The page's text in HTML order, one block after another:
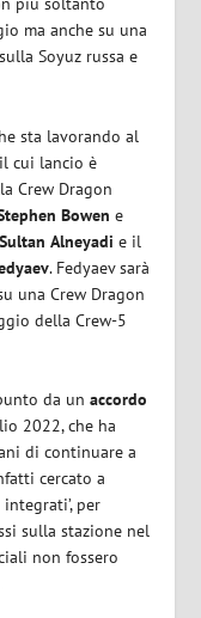
ma anche su una
Soyuz russa e
sta lavorando al
cui lancio è
Crew Dragon
Bowen e
Sultan Alneyadi e il
. Fedyaev sarà
una Crew Dragon
della Crew-5
da unaccordo
2022, che ha
di continuare a
cercato a
per
sulla stazione nel
non fossero